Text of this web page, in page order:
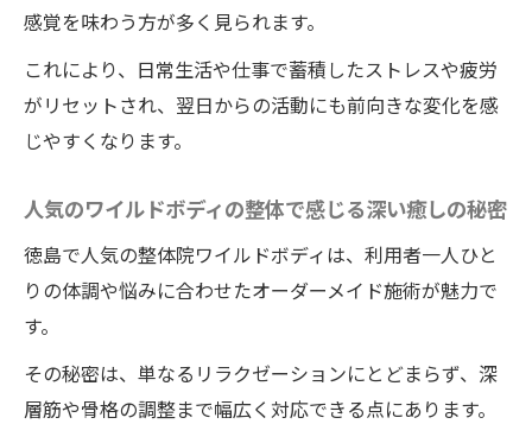
るさを解消する方法
口コミで支持される整体院ワイルドボディ
のケアポイント
人気整体院ワイルドボディの施術がもたら
整体院ワイルドボディが疲労回復に与える
新しい提案
リピーター続出の徳島の整体院ワイルドボ
女性にも人気が高い徳島の整体院ワイルドボデ
ィの体験
感覚を味わう方が多く見られます。
これにより、日常生活や仕事で蓄積したストレスや疲労
がリセットされ、翌日からの活動にも前向きな変化を感
じやすくなります。
人気のワイルドボディの整体で感じる深い癒しの秘密
徳島で人気の整体院ワイルドボディは、利用者一人ひと
りの体調や悩みに合わせたオーダーメイド施術が魅力で
す。
その秘密は、単なるリラクゼーションにとどまらず、深
層筋や骨格の調整まで幅広く対応できる点にあります。